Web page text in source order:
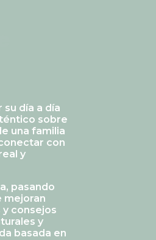
día a día
sobre
una familia
con
y
pasando
mejoran
consejos
y
basada en